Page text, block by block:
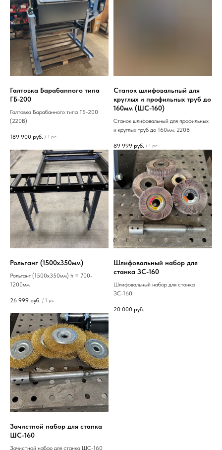
Галтовка Барабанного типа
ГБ-200
Галтовка Барабанного типа ГБ-200
(220В)
189 900 руб. / 1 pc
Станок шлифовальный для
круглых и профильных труб до
160мм (ШС-160)
Станок шлифовальный для профильных
и круглых труб до 160мм. 220В
89 999 руб. / 1 pc
Рольганг (1500х350мм)
Рольганг (1500х350мм) h = 700-
1200мм
26 999 руб. / 1 pc
Шлифовальный набор для
станка ЗС-160
Шлифовальный набор для станка
ЗС-160
20 000 руб.
Зачистной набор для станка
ШС-160
Зачистной набор для станка ШС-160